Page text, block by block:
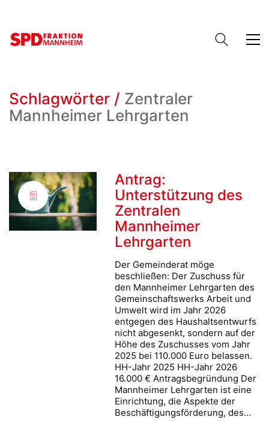
Schlagwörter / Zentraler
Mannheimer Lehrgarten
Antrag:
Unterstützung des
Zentralen
Mannheimer
Lehrgarten
Der Gemeinderat möge
beschließen: Der Zuschuss für
den Mannheimer Lehrgarten des
Gemeinschaftswerks Arbeit und
Umwelt wird im Jahr 2026
entgegen des Haushaltsentwurfs
nicht abgesenkt, sondern auf der
Höhe des Zuschusses vom Jahr
2025 bei 110.000 Euro belassen.
HH-Jahr 2025 HH-Jahr 2026
16.000 € Antragsbegründung Der
Mannheimer Lehrgarten ist eine
Einrichtung, die Aspekte der
Beschäftigungsförderung, des…